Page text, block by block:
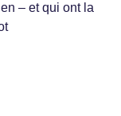
– et qui ont la